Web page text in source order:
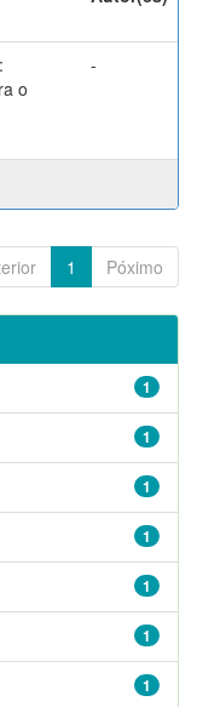
o
-
1 Póximo
1
1
1
1
1
1
1